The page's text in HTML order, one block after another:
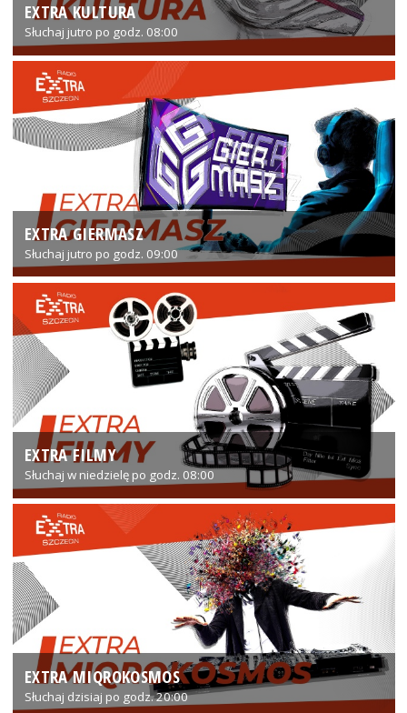
EXTRA KULTURA
Słuchaj jutro po godz. 08:00
EXTRA GIERMASZ
Słuchaj jutro po godz. 09:00
EXTRA FILMY
Słuchaj w niedzielę po godz. 08:00
EXTRA MIQROKOSMOS
Słuchaj dzisiaj po godz. 20:00